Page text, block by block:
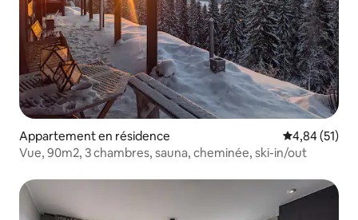
Appartement en résidence Évaluation
4,84 (51)
Vue, 90m2, 3 chambres, sauna, cheminée, ski-in/out